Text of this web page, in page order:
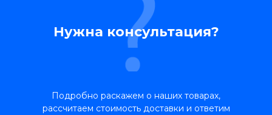
Нужна консультация?
Подробно раскажем о наших товарах,
рассчитаем стоимость доставки и ответим